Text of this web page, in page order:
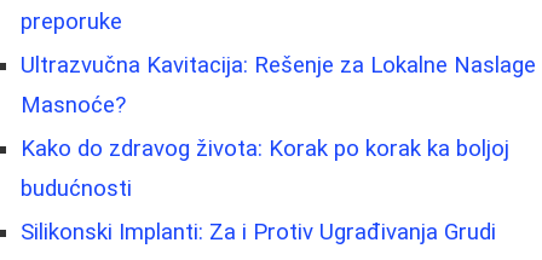
preporuke
Ultrazvučna Kavitacija: Rešenje za Lokalne Naslage
Masnoće?
Kako do zdravog života: Korak po korak ka boljoj
budućnosti
Silikonski Implanti: Za i Protiv Ugrađivanja Grudi